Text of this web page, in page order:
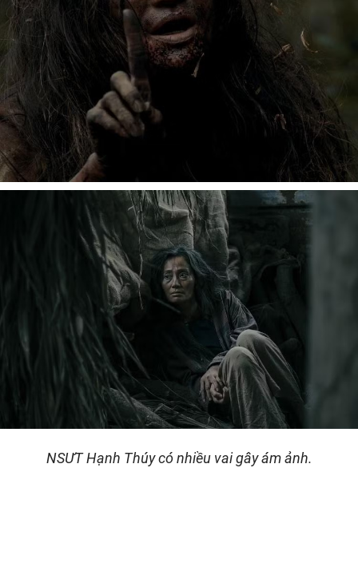
NSƯT Hạnh Thúy có nhiều vai gây ám ảnh.